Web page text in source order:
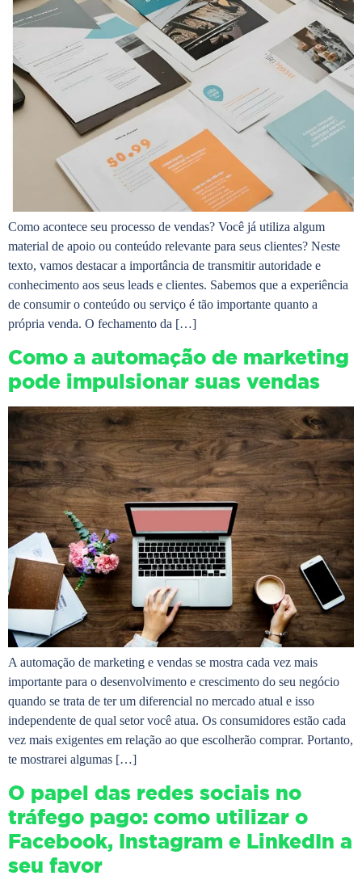
Como acontece seu processo de vendas? Você já utiliza algum
material de apoio ou conteúdo relevante para seus clientes? Neste
texto, vamos destacar a importância de transmitir autoridade e
conhecimento aos seus leads e clientes. Sabemos que a experiência
de consumir o conteúdo ou serviço é tão importante quanto a
própria venda. O fechamento da […]
Como a automação de marketing
pode impulsionar suas vendas
A automação de marketing e vendas se mostra cada vez mais
importante para o desenvolvimento e crescimento do seu negócio
quando se trata de ter um diferencial no mercado atual e isso
independente de qual setor você atua. Os consumidores estão cada
vez mais exigentes em relação ao que escolherão comprar. Portanto,
te mostrarei algumas […]
O papel das redes sociais no
tráfego pago: como utilizar o
Facebook, Instagram e LinkedIn a
seu favor